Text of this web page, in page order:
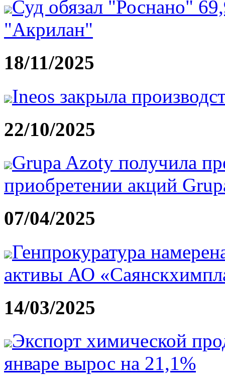
Суд обязал "Роснано"
"Акрилан"
18/11/2025
Ineos закрыла
22/10/2025
Grupa Azoty получила
приобретении акций
07/04/2025
Генпрокуратура
активы АО
14/03/2025
Экспорт химической
январе вырос на 21,1%